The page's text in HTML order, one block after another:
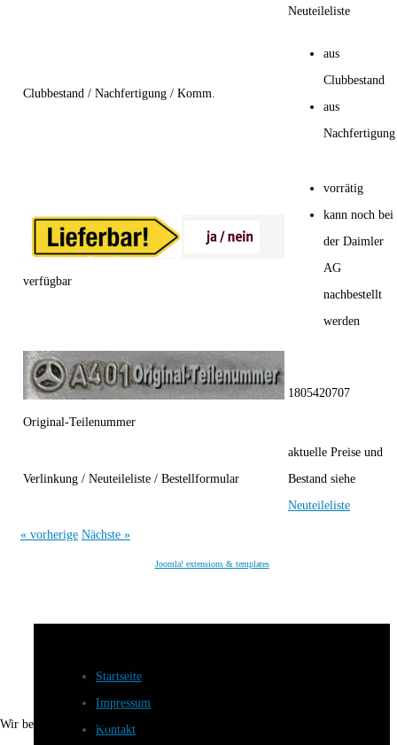
Neuteileliste
Clubbestand / Nachfertigung / Komm.
aus
Clubbestand
aus
Nachfertigung
verfügbar
vorrätig
kann noch bei
der Daimler
AG
nachbestellt
werden
Original-Teilenummer
1805420707
Verlinkung / Neuteileliste / Bestellformular
aktuelle Preise und
Bestand siehe
Neuteileliste
« vorherige Nächste »
Joomla! extensions & templates
Startseite
Impressum
Kontakt
Wir benutzen Cookies